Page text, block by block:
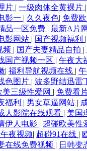
片 | 一级肉体全黄裸片 |
影一 | 久久夜色| 免费
品一区免费 | 最新A片
影网站 | 国产视频福利 |
频 | 国产夫妻精品自拍 |
国产视频一区 | 午夜大
| 福利导航视频在线 |
色图片 | 波多野结迅雷
美三级性爱网 | 免费看
福利 | 男女草逼网站 |
人影院在线观看 | 美国
伊人电影 | 超碰欧美性
夜视频| 超碰91在线 |
在线免费视频 | 日韩变